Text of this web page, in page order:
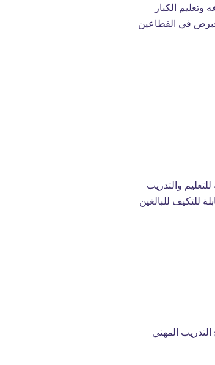
وتعليم الكبار
قبرص في القطاعين
والتدريب
للتكيف للبالغين
المهني